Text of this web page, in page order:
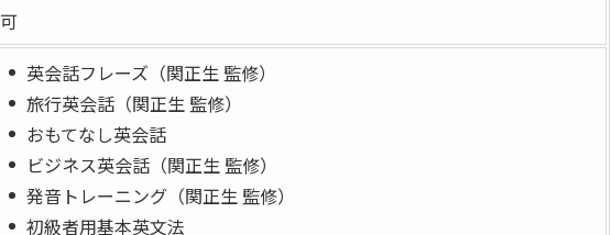
可
英会話フレーズ（関正生 監修）
旅行英会話（関正生 監修）
おもてなし英会話
ビジネス英会話（関正生 監修）
発音トレーニング（関正生 監修）
初級者用基本英文法